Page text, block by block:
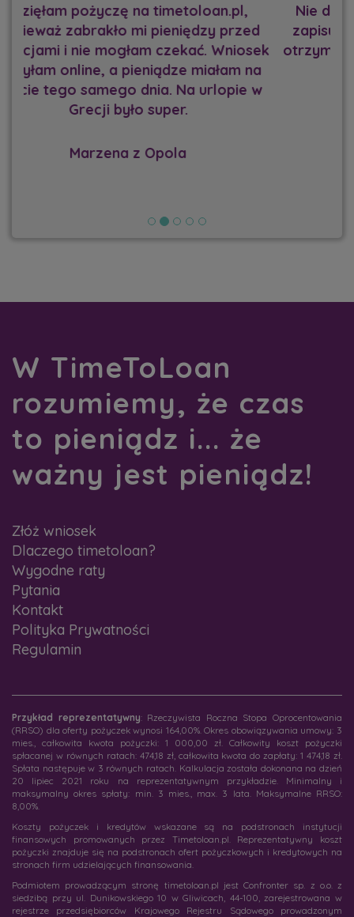
Nie dostałam kredytu w banku z powodu
zapisu w BIK. Na szczęście w TimeToLoan
otrzymałam brakujące 10 000 zł i zrobiliśmy
z mężem remont domu.
Milena z Krakowa
W TimeToLoan
rozumiemy, że czas
to pieniądz i... że
ważny jest pieniądz!
Złóż wniosek
Dlaczego timetoloan?
Wygodne raty
Pytania
Kontakt
Polityka Prywatności
Regulamin
Przykład reprezentatywny: Rzeczywista Roczna Stopa Oprocentowania
(RRSO) dla oferty pożyczek wynosi 164,00%. Okres obowiązywania umowy: 3
mies., całkowita kwota pożyczki: 1 000,00 zł. Całkowity koszt pożyczki
spłacanej w równych ratach: 474,18 zł, całkowita kwota do zapłaty: 1 474,18 zł.
Spłata następuje w 3 równych ratach. Kalkulacja została dokonana na dzień
20 lipiec 2021 roku na reprezentatywnym przykładzie. Minimalny i
maksymalny okres spłaty: min. 3 mies., max. 3 lata. Maksymalne RRSO:
8,00%.
Koszty pożyczek i kredytów wskazane są na podstronach instytucji
finansowych promowanych przez Timetoloan.pl. Reprezentatywny koszt
pożyczki znajduje się na podstronach ofert pożyczkowych i kredytowych na
stronach firm udzielających finansowania.
Podmiotem prowadzącym stronę timetoloan.pl jest Confronter sp. z o.o. z
siedzibą przy ul. Dunikowskiego 10 w Gliwicach, 44-100, zarejestrowana w
rejestrze przedsiębiorców Krajowego Rejestru Sądowego prowadzonym